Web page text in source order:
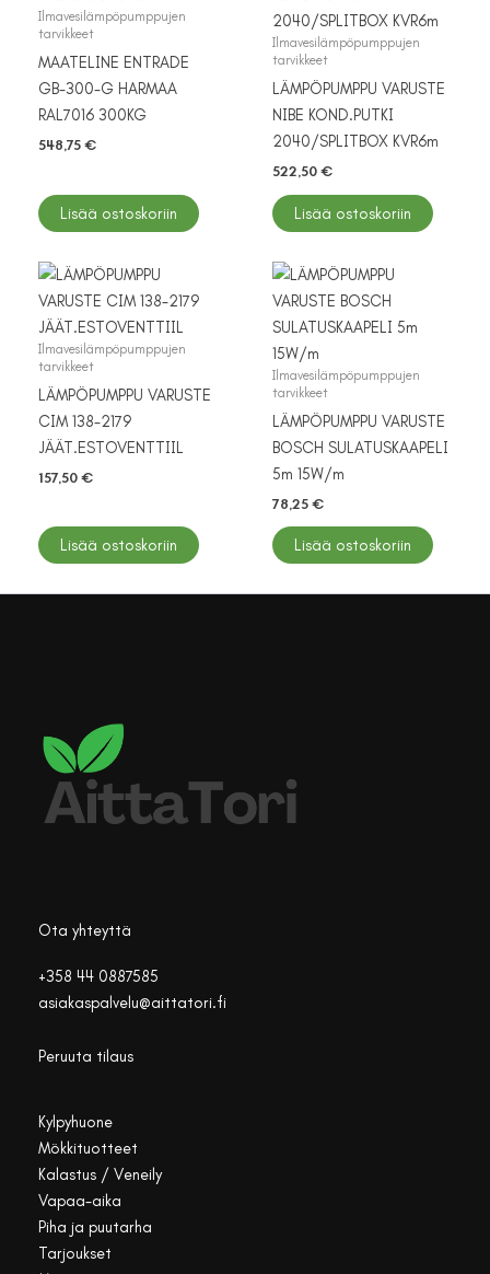
Ilmavesilämpöpumppujen
tarvikkeet
MAATELINE ENTRADE
GB-300-G HARMAA
RAL7016 300KG
548,75 €
Lisää ostoskoriin
Ilmavesilämpöpumppujen
tarvikkeet
LÄMPÖPUMPPU VARUSTE
NIBE KOND.PUTKI
2040/SPLITBOX KVR6m
522,50 €
Lisää ostoskoriin
Ilmavesilämpöpumppujen
tarvikkeet
LÄMPÖPUMPPU VARUSTE
CIM 138-2179
JÄÄT.ESTOVENTTIIL
157,50 €
Lisää ostoskoriin
Ilmavesilämpöpumppujen
tarvikkeet
LÄMPÖPUMPPU VARUSTE
BOSCH SULATUSKAAPELI
5m 15W/m
78,25 €
Lisää ostoskoriin
Ota yhteyttä
+358 44 0887585
asiakaspalvelu@aittatori.fi
Peruuta tilaus
Kylpyhuone
Mökkituotteet
Kalastus / Veneily
Vapaa-aika
Piha ja puutarha
Tarjoukset